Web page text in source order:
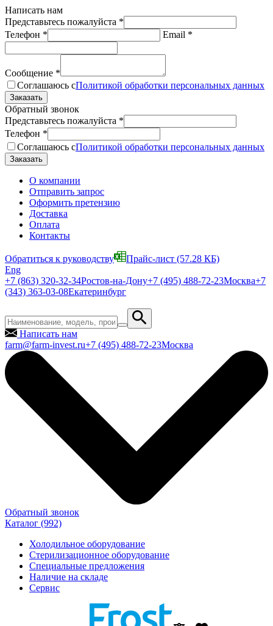
Написать нам
Представьтесь пожалуйста *
Телефон * Email *
Сообщение *
Соглашаюсь сПолитикой обработки персональных данных
Обратный звонок
Представьтесь пожалуйста *
Телефон *
Соглашаюсь сПолитикой обработки персональных данных
О компании
Отправить запрос
Оформить претензию
Доставка
Оплата
Контакты
Обратиться к руководству Прайс-лист (57.28 КБ)
Eng
+7 (863) 320-32-34Ростов-на-Дону+7 (495) 488-72-23Москва+7
(343) 363-03-08Екатеринбург
Написать нам
farm@farm-invest.ru+7 (495) 488-72-23Москва
Обратный звонок
Каталог (992)
Холодильное оборудование
Стерилизационное оборудование
Специальные предложения
Наличие на складе
Сервис